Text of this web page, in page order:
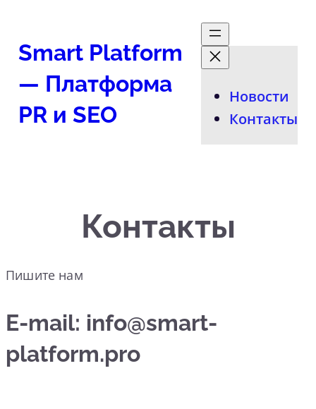
содержимому
Smart Platform
— Платформа
PR и SEO
Новости
Контакты
Контакты
Пишите нам
E-mail: info@smart-
platform.pro